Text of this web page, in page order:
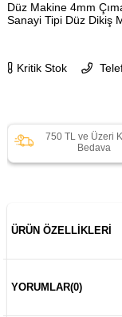
Düz Makine 4mm
Sanayi Tipi Düz Dikiş
Kritik Stok
750 TL ve Üzeri
Bedava
ÜRÜN ÖZELLIKLERI
YORUMLAR(0)